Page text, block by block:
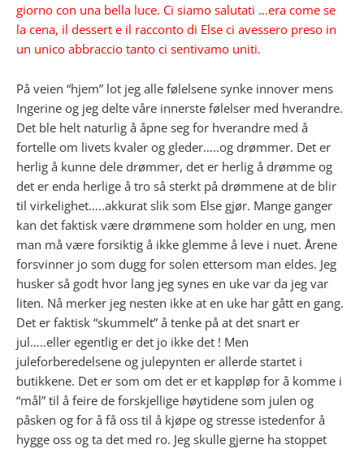
giorno con una bella luce. Ci siamo salutati …era come se
la cena, il dessert e il racconto di Else ci avessero preso in
un unico abbraccio tanto ci sentivamo uniti.
På veien “hjem” lot jeg alle følelsene synke innover mens
Ingerine og jeg delte våre innerste følelser med hverandre.
Det ble helt naturlig å åpne seg for hverandre med å
fortelle om livets kvaler og gleder…..og drømmer. Det er
herlig å kunne dele drømmer, det er herlig å drømme og
det er enda herlige å tro så sterkt på drømmene at de blir
til virkelighet…..akkurat slik som Else gjør. Mange ganger
kan det faktisk være drømmene som holder en ung, men
man må være forsiktig å ikke glemme å leve i nuet. Årene
forsvinner jo som dugg for solen ettersom man eldes. Jeg
husker så godt hvor lang jeg synes en uke var da jeg var
liten. Nå merker jeg nesten ikke at en uke har gått en gang.
Det er faktisk “skummelt” å tenke på at det snart er
jul…..eller egentlig er det jo ikke det ! Men
juleforberedelsene og julepynten er allerde startet i
butikkene. Det er som om det er et kappløp for å komme i
“mål” til å feire de forskjellige høytidene som julen og
påsken og for å få oss til å kjøpe og stresse istedenfor å
hygge oss og ta det med ro. Jeg skulle gjerne ha stoppet